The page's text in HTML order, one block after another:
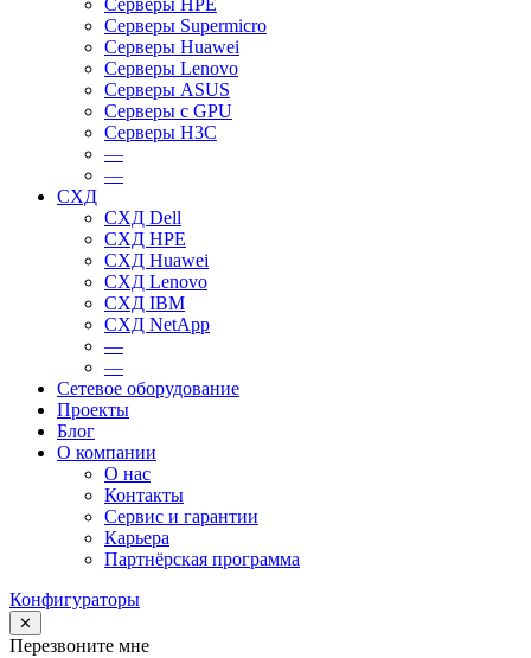
Серверы HPE
Серверы Supermicro
Серверы Huawei
Серверы Lenovo
Серверы ASUS
Серверы c GPU
Серверы H3C
—
—
СХД
СХД Dell
СХД HPE
СХД Huawei
СХД Lenovo
СХД IBM
СХД NetApp
—
—
Сетевое оборудование
Проекты
Блог
О компании
О нас
Контакты
Сервис и гарантии
Карьера
Партнёрская программа
Конфигураторы
✕
Перезвоните мне